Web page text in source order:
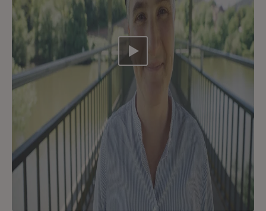
Video abspielen